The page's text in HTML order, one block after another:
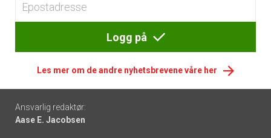
Logg på
Les mer om de andre nyhetsbrevene våre her
Footer
-
Ansvarlig redaktør:
Aase E. Jacobsen